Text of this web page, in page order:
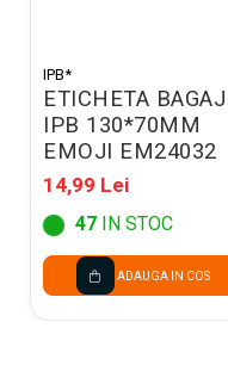
IPB*
ETICHETA BAGAJ
IPB 130*70MM
EMOJI EM24032
14,99 Lei
47 IN STOC
ADAUGA IN COS